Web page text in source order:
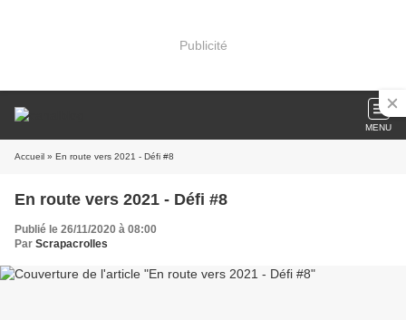
Publicité
MENU
Accueil » En route vers 2021 - Défi #8
En route vers 2021 - Défi #8
Publié le 26/11/2020 à 08:00
Par Scrapacrolles